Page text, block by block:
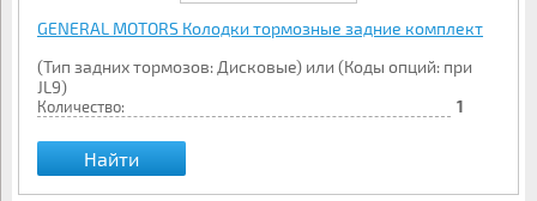
GENERAL MOTORS Колодки тормозные задние комплект
(Тип задних тормозов: Дисковые) или (Коды опций: при
JL9)
Количество: 1
Найти